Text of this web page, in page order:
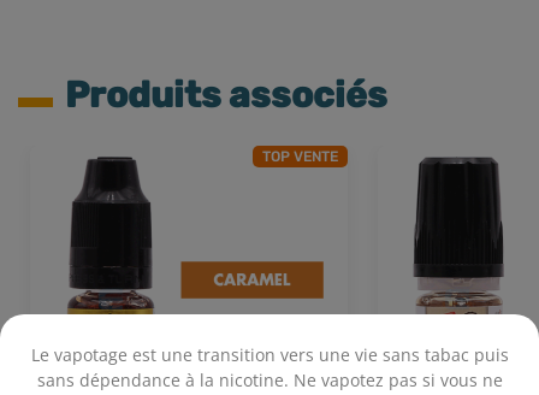
Le vapotage est une transition vers une vie sans tabac puis
sans dépendance à la nicotine. Ne vapotez pas si vous ne
Produits associés
TOP VENTE